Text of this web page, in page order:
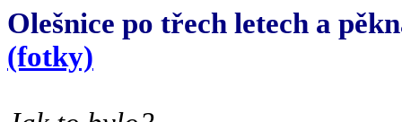
Olešnice po třech letech a
(fotky)